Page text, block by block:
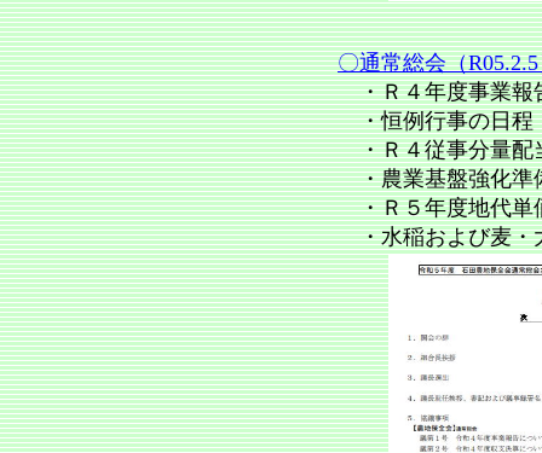
〇通常総会（
・Ｒ４年度事業報
・恒例行事の日程
・Ｒ４従事分量配
・農業基盤強化準
・Ｒ５年度地代単
・水稲および麦・